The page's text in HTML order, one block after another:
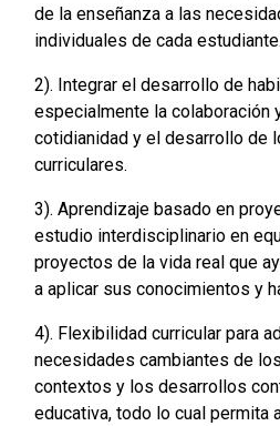
de la enseñanza a las
individuales de cada estudiante.
2). Integrar el desarrollo de
especialmente la colaboración
cotidianidad y el desarrollo de
curriculares.
3). Aprendizaje basado en
estudio interdisciplinario en
proyectos de la vida real que
a aplicar sus conocimientos y
4). Flexibilidad curricular para
necesidades cambiantes de
contextos y los desarrollos
educativa, todo lo cual permita